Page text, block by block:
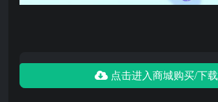
点击进入商城购买/下载